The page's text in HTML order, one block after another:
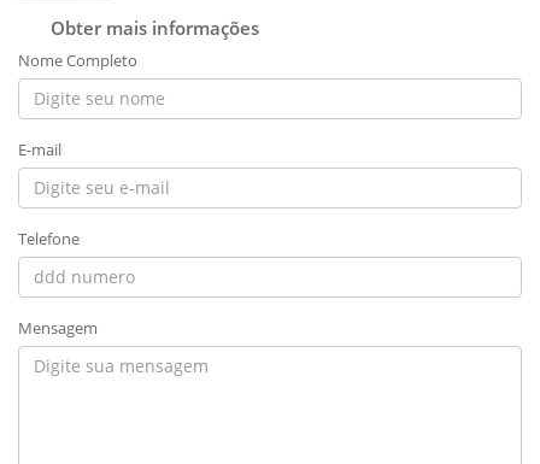
Obter mais informações
Nome Completo
E-mail
Telefone
Mensagem